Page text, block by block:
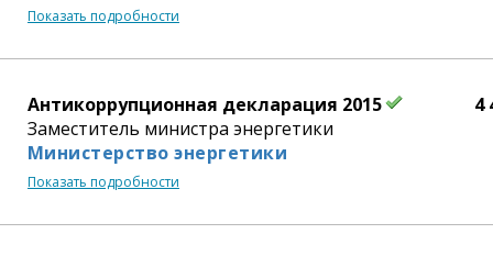
Показать подробности
Антикоррупционная декларация 2015
Заместитель министра энергетики
Министерство энергетики
Показать подробности
4